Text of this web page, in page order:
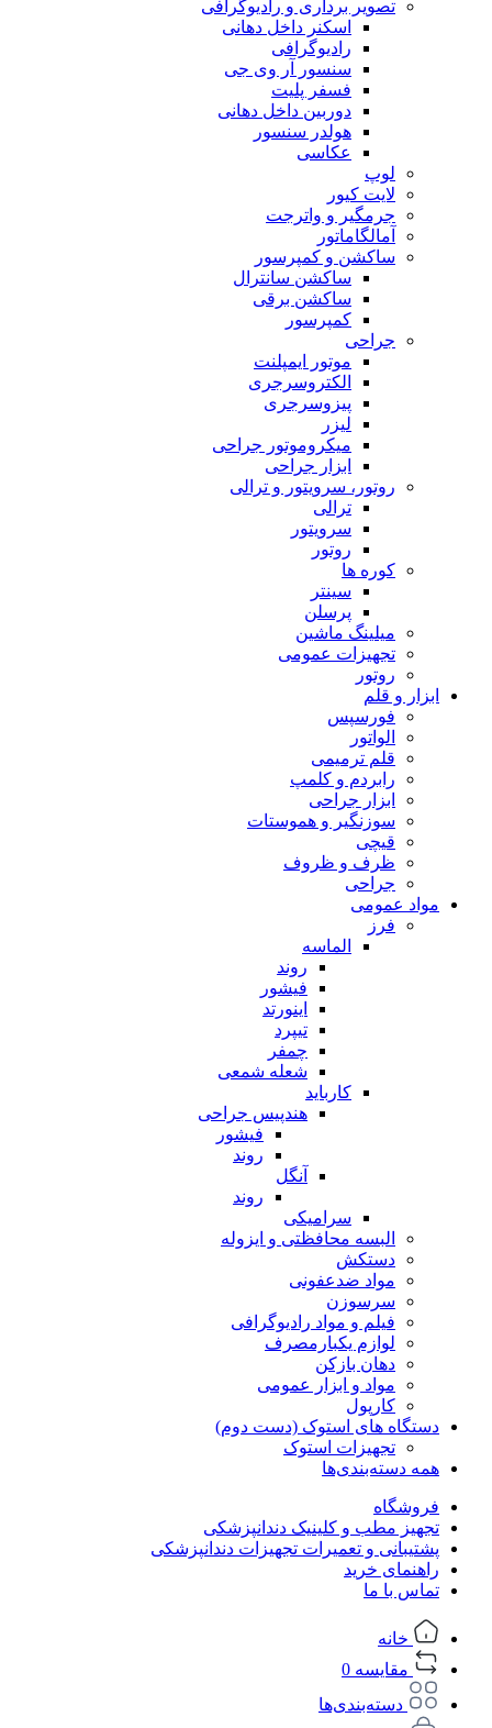
تصویر برداری و رادیوگرافی
اسکنر داخل دهانی
رادیوگرافی
سنسور آر وی جی
فسفر پلیت
دوربین داخل دهانی
هولدر سنسور
عکاسی
لوپ
لایت کیور
جرمگیر و واترجت
آمالگاماتور
ساکشن و کمپرسور
ساکشن سانترال
ساکشن برقی
کمپرسور
جراحی
موتور ایمپلنت
الکتروسرجری
پیزوسرجری
لیزر
میکروموتور جراحی
ابزار جراحی
روتور، سرویتور و ترالی
ترالی
سرویتور
روتور
کوره ها
سینتر
پرسلن
میلینگ ماشین
تجهیزات عمومی
روتور
ابزار و قلم
فورسپس
الواتور
قلم ترمیمی
رابردم و کلمپ
ابزار جراحی
سوزنگیر و هموستات
قیچی
ظرف و ظروف
جراحی
مواد عمومی
فرز
الماسه
روند
فیشور
اینورتد
تیپرد
چمفر
شعله شمعی
کارباید
هندپیس جراحی
فیشور
روند
آنگل
روند
سرامیکی
البسه محافظتی و ایزوله
دستکش
مواد ضدعفونی
سرسوزن
فیلم و مواد رادیوگرافی
لوازم یکبارمصرف
دهان بازکن
مواد و ابزار عمومی
کارپول
دستگاه های استوک (دست دوم)
تجهیزات استوک
همه دسته‌بندی‌ها
فروشگاه
تجهیز مطب و کلینیک دندانپزشکی
پشتیبانی و تعمیرات تجهیزات دندانپزشکی
راهنمای خرید
تماس با ما
خانه
مقایسه 0
دسته‌بندی‌ها